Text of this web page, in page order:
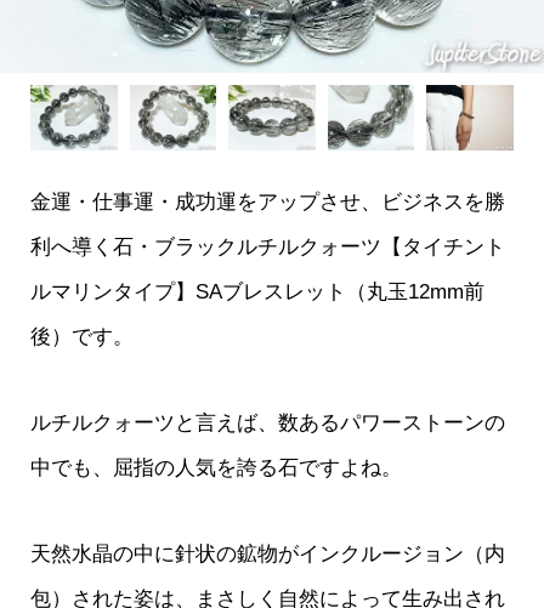
金運・仕事運・成功運をアップさせ、ビジネスを勝
利へ導く石・ブラックルチルクォーツ【タイチント
ルマリンタイプ】SAブレスレット（丸玉12mm前
後）です。
ルチルクォーツと言えば、数あるパワーストーンの
中でも、屈指の人気を誇る石ですよね。
天然水晶の中に針状の鉱物がインクルージョン（内
包）された姿は、まさしく自然によって生み出され